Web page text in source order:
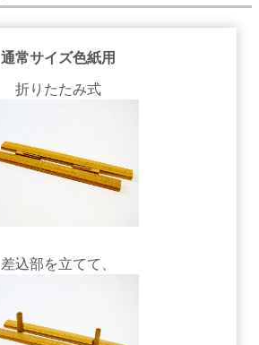
通常サイズ色紙用
折りたたみ式
差込部を立てて、